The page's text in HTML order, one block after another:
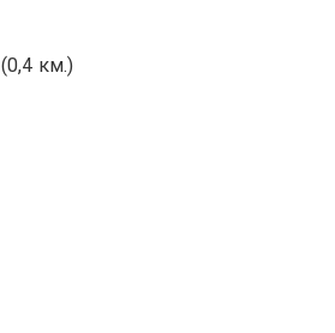
(0,4 км.)